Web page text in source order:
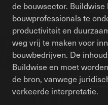
de bouwsector.
bouwprofessionals te
productiviteit en
weg vrij te maken voor
bouwbedrijven. De
Buildwise en moet
de bron, vanwege
verkeerde interpretatie.